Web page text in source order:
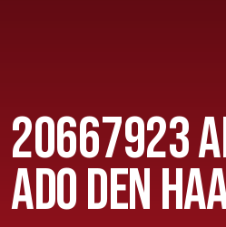
Senioren
Clubinfo
Nieuwsoverzicht
20667923
ADO DEN